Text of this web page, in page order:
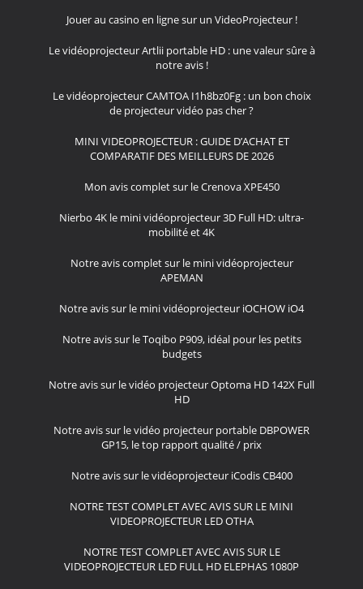
Jouer au casino en ligne sur un VideoProjecteur !
Le vidéoprojecteur Artlii portable HD : une valeur sûre à
notre avis !
Le vidéoprojecteur CAMTOA I1h8bz0Fg : un bon choix
de projecteur vidéo pas cher ?
MINI VIDEOPROJECTEUR : GUIDE D’ACHAT ET
COMPARATIF DES MEILLEURS DE 2026
Mon avis complet sur le Crenova XPE450
Nierbo 4K le mini vidéoprojecteur 3D Full HD: ultra-
mobilité et 4K
Notre avis complet sur le mini vidéoprojecteur
APEMAN
Notre avis sur le mini vidéoprojecteur iOCHOW iO4
Notre avis sur le Toqibo P909, idéal pour les petits
budgets
Notre avis sur le vidéo projecteur Optoma HD 142X Full
HD
Notre avis sur le vidéo projecteur portable DBPOWER
GP15, le top rapport qualité / prix
Notre avis sur le vidéoprojecteur iCodis CB400
NOTRE TEST COMPLET AVEC AVIS SUR LE MINI
VIDEOPROJECTEUR LED OTHA
NOTRE TEST COMPLET AVEC AVIS SUR LE
VIDEOPROJECTEUR LED FULL HD ELEPHAS 1080P